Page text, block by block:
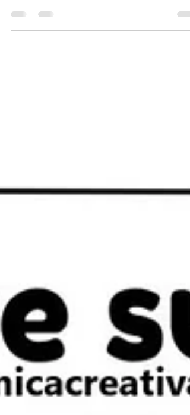
fiecare exercitiu cu atentie si raspunde.